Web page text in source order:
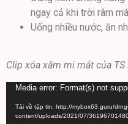
ngay cả khi trời râm
Uống nhiều nước, ăn
Clip xóa xăm mi mắt của TS
Trình
chơi
Video
Media error: Format(s) not
Tải về tập tin: http://mybox63.guru/
content/uploads/2021/07/